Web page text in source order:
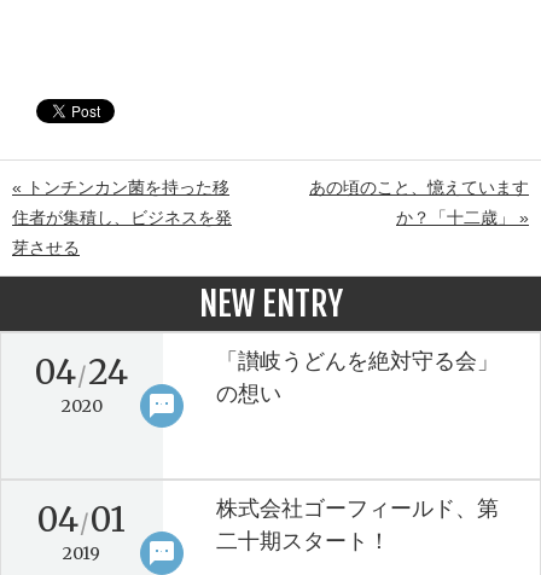
« トンチンカン菌を持った移
住者が集積し、ビジネスを発
芽させる
あの頃のこと、憶えています
か？「十二歳」 »
NEW ENTRY
sms
04/24
2020
「讃岐うどんを絶対守る会」
の想い
keyboard_arrow_right
sms
04/01
2019
株式会社ゴーフィールド、第
二十期スタート！
keyboard_arrow_right